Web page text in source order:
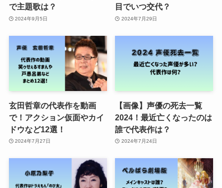
で主題歌は？
2024年9月5日
目でいつ交代？
2024年7月29日
玄田哲章の代表作を動画
で！アクション仮面やカイ
ドウなど12選！
2024年7月27日
【画像】声優の死去一覧
2024！最近亡くなったのは
誰で代表作は？
2024年7月24日